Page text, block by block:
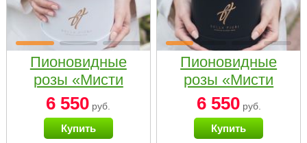
Пионовидные
розы «Мисти
бабблс» в белой
коробке Small
6 550 руб.
Купить
Пионовидные
розы «Мисти
бабблс» в
черной коробке
Small
6 550руб.
Купить